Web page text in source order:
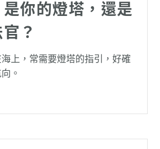
你的燈塔，還是
？
上，常需要燈塔的指引，好確
。